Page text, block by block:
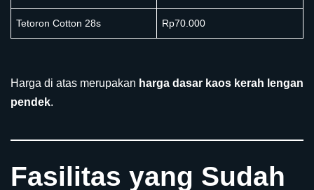
Tetoron Cotton 28s Rp70.000
Harga di atas merupakan harga dasar kaos kerah lengan
pendek.
Fasilitas yang Sudah